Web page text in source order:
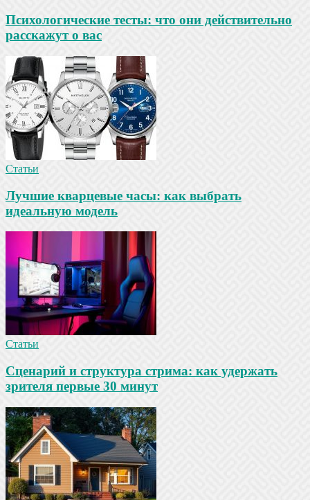
Психологические тесты: что они действительно
расскажут о вас
Статьи
Лучшие кварцевые часы: как выбрать
идеальную модель
Статьи
Сценарий и структура стрима: как удержать
зрителя первые 30 минут